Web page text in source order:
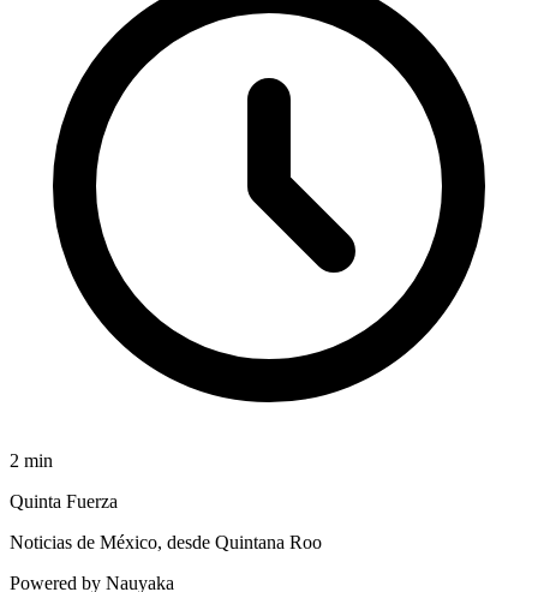
2 min
Quinta Fuerza
Noticias de México, desde Quintana Roo
Powered by Nauyaka